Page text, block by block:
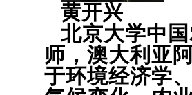
黄开兴
北京大学中
师，澳大利亚
于环境经济学